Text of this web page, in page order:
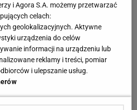
w meczu Sabalenki! Nie będzie
hitu w Toronto
Iga Świątek nie zagrała od
większy niż się wydaje
i Agora S.A. możemy przetwarzać
celach:
geolokalizacyjnych. Aktywne
urządzenia do celów
informacji na urządzeniu lub
reklamy i treści, pomiar
i ulepszanie usług.